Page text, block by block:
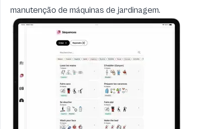
manutenção de máquinas de jardinagem.